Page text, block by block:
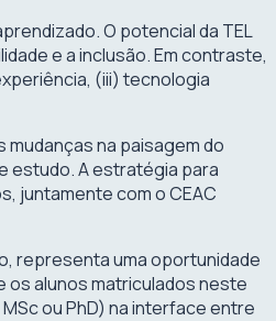
O potencial da TEL
e a inclusão. Em contraste,
(iii) tecnologia
na paisagem do
estudo. A estratégia para
juntamente com o CEAC
representa uma oportunidade
os alunos matriculados neste
ou PhD) na interface entre